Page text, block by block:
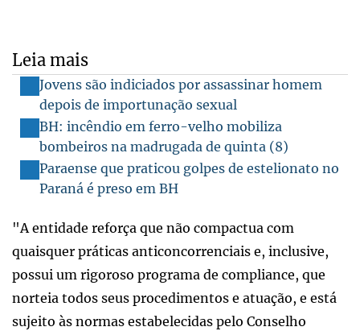
Leia mais
Jovens são indiciados por assassinar homem
depois de importunação sexual
BH: incêndio em ferro-velho mobiliza
bombeiros na madrugada de quinta (8)
Paraense que praticou golpes de estelionato no
Paraná é preso em BH
"A entidade reforça que não compactua com
quaisquer práticas anticoncorrenciais e, inclusive,
possui um rigoroso programa de compliance, que
norteia todos seus procedimentos e atuação, e está
sujeito às normas estabelecidas pelo Conselho